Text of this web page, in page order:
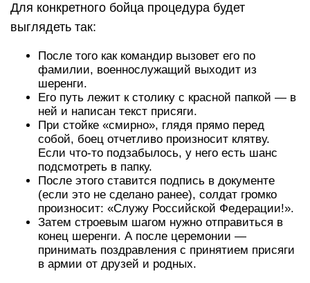
Для конкретного бойца процедура будет
выглядеть так:
После того как командир вызовет его по
фамилии, военнослужащий выходит из
шеренги.
Его путь лежит к столику с красной папкой — в
ней и написан текст присяги.
При стойке «смирно», глядя прямо перед
собой, боец отчетливо произносит клятву.
Если что-то подзабылось, у него есть шанс
подсмотреть в папку.
После этого ставится подпись в документе
(если это не сделано ранее), солдат громко
произносит: «Служу Российской Федерации!».
Затем строевым шагом нужно отправиться в
конец шеренги. А после церемонии —
принимать поздравления с принятием присяги
в армии от друзей и родных.